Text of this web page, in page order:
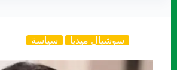
سوشيال ميديا سياسة